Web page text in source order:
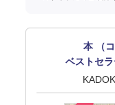
本 （コ
ベストセ